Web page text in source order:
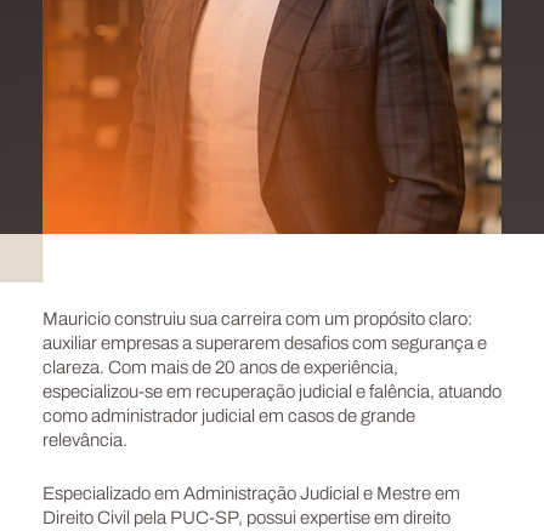
Mauricio construiu sua carreira com um propósito claro:
auxiliar empresas a superarem desafios com segurança e
clareza. Com mais de 20 anos de experiência,
especializou-se em recuperação judicial e falência, atuando
como administrador judicial em casos de grande
relevância.
Especializado em Administração Judicial e Mestre em
Direito Civil pela PUC-SP, possui expertise em direito